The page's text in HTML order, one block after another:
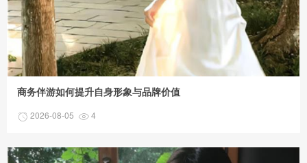
商务伴游如何提升自身形象与品牌价值
2026-08-05 4